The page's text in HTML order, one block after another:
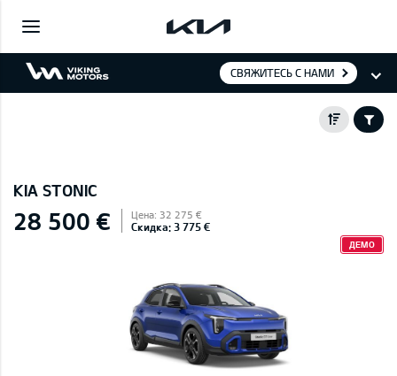
СВЯЖИТЕСЬ С НАМИ
KIA STONIC
28 500 € Цена: 32 275 €
Скидка: 3 775 €
ДЕМО